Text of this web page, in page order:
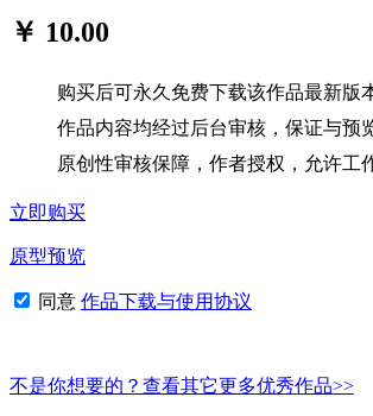
￥ 10.00
购买后可永久免费下载该作品最新版
作品内容均经过后台审核，保证与预
原创性审核保障，作者授权，允许工
立即购买
原型预览
同意 作品下载与使用协议
不是你想要的？查看其它更多优秀作品>>